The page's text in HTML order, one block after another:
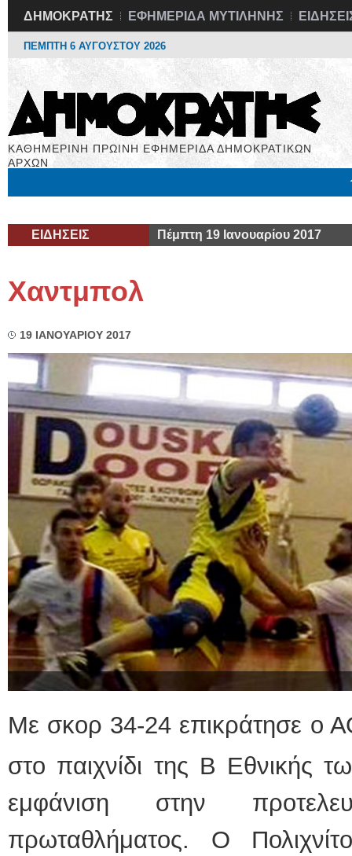
ΔΗΜΟΚΡΑΤΗΣ ΕΦΗΜΕΡΙΔΑ ΜΥΤΙΛΗΝΗΣ
ΠΕΜΠΤΗ 6 ΑΥΓΟΥΣΤΟΥ 2026
ΚΑΘΗΜΕΡΙΝΗ ΠΡΩΙΝΗ ΕΦΗΜΕΡΙΔΑ ΔΗΜΟΚΡΑΤΙΚΩΝ
ΑΡΧΩΝ
ΕΙΔΗΣΕΙΣ Πέμπτη 19 Ιανουαρίου 2017
Χαντμπολ
19 ΙΑΝΟΥΑΡΙΟΥ 2017
Με σκορ 34-24 επικράτησε ο
στο παιχνίδι της Β Εθνικής
εμφάνιση στην
πρωταθλήματος. Ο